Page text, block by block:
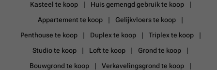
Kasteel te koop
Huis gemengd gebruik te koop
Appartement te koop
Gelijkvloers te koop
Penthouse te koop
Duplex te koop
Triplex te koop
Studio te koop
Loft te koop
Grond te koop
Bouwgrond te koop
Verkavelingsgrond te koop